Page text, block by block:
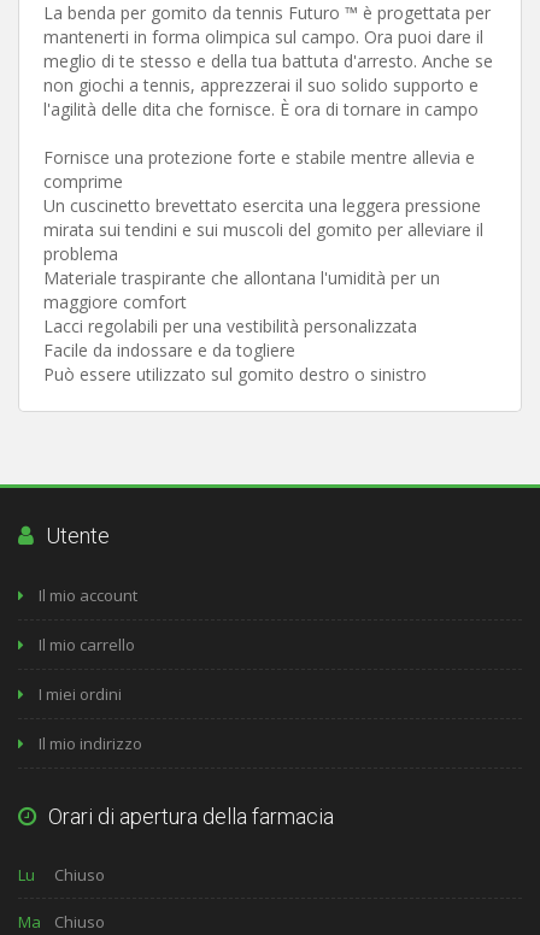
La benda per gomito da tennis Futuro ™ è progettata per
mantenerti in forma olimpica sul campo. Ora puoi dare il
meglio di te stesso e della tua battuta d'arresto. Anche se
non giochi a tennis, apprezzerai il suo solido supporto e
l'agilità delle dita che fornisce. È ora di tornare in campo
Fornisce una protezione forte e stabile mentre allevia e
comprime
Un cuscinetto brevettato esercita una leggera pressione
mirata sui tendini e sui muscoli del gomito per alleviare il
problema
Materiale traspirante che allontana l'umidità per un
maggiore comfort
Lacci regolabili per una vestibilità personalizzata
Facile da indossare e da togliere
Può essere utilizzato sul gomito destro o sinistro
Utente
Il mio account
Il mio carrello
I miei ordini
Il mio indirizzo
Orari di apertura della farmacia
Lu Chiuso
Ma Chiuso